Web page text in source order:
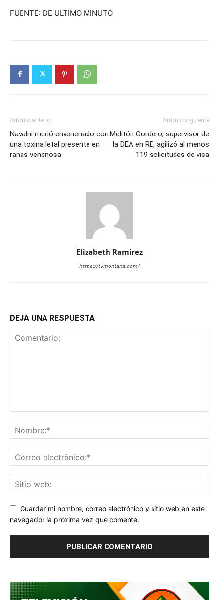
FUENTE: DE ULTIMO MINUTO
Artículo anterior
Navalni murió envenenado con
una toxina letal presente en
ranas venenosa
Artículo siguiente
Melitón Cordero, supervisor de
la DEA en RD, agilizó al menos
119 solicitudes de visa
Elizabeth Ramirez
https://tvmontana.com/
DEJA UNA RESPUESTA
Guardar mi nombre, correo electrónico y sitio web en este
navegador la próxima vez que comente.